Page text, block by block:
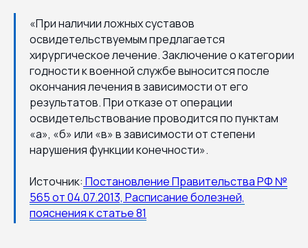
«При наличии ложных суставов
освидетельствуемым предлагается
хирургическое лечение. Заключение о категории
годности к военной службе выносится после
окончания лечения в зависимости от его
результатов. При отказе от операции
освидетельствование проводится по пунктам
«а», «б» или «в» в зависимости от степени
нарушения функции конечности».
Источник: Постановление Правительства РФ №
565 от 04.07.2013, Расписание болезней,
пояснения к статье 81